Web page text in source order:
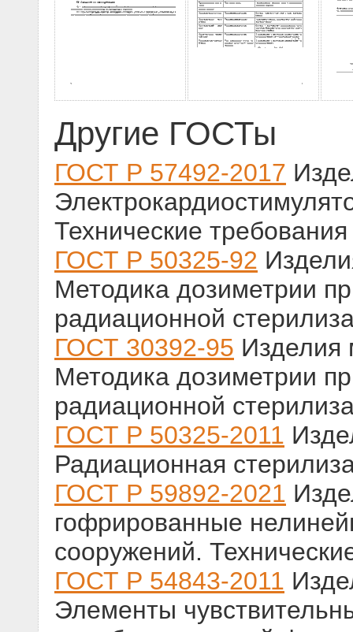
Другие ГОСТы
ГОСТ Р 57492-2017
Технические
ГОСТ Р 50325-92
Методика дозиметрии
радиационной
ГОСТ 30392-95 Изделия
Методика дозиметрии
радиационной
ГОСТ Р 50325-2011
Радиационная
ГОСТ Р 59892-2021
гофрированные
сооружений.
ГОСТ Р 54843-2011
Элементы